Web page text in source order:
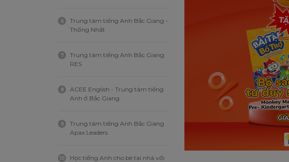
6
Trung tâm tiếng Anh Bắc Giang -
Thống Nhất
7
Trung tâm tiếng Anh Bắc Giang
RES
8
ACEE English - Trung tâm tiếng
Anh ở Bắc Giang
9
Trung tâm tiếng Anh Bắc Giang
Apax Leaders
10
Học tiếng Anh cho bé tại nhà với